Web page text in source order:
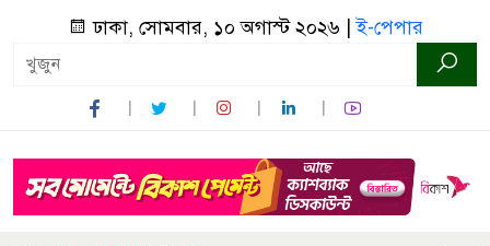
ঢাকা, সোমবার, ১০ অগাস্ট ২০২৬ |ই-পেপার